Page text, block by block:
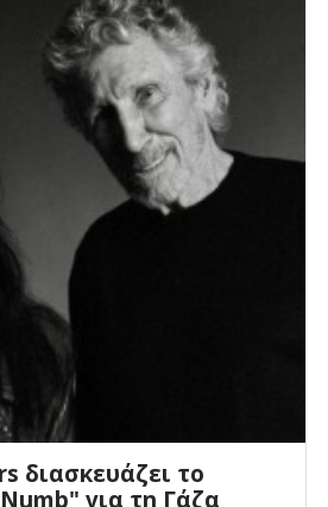
διασκευάζει το
για τη Γάζα